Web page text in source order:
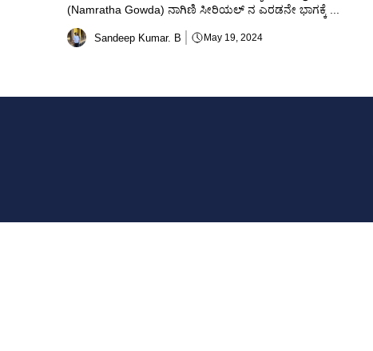
(Namratha Gowda) ನಾಗಿಣಿ ಸೀರಿಯಲ್ ನ ಎರಡನೇ ಭಾಗಕ್ಕೆ ...
Sandeep Kumar. B May 19, 2024